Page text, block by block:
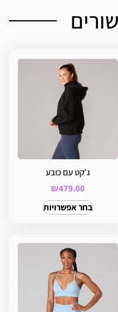
ג'קט עם כובע
₪479.00
בחר אפשרויות